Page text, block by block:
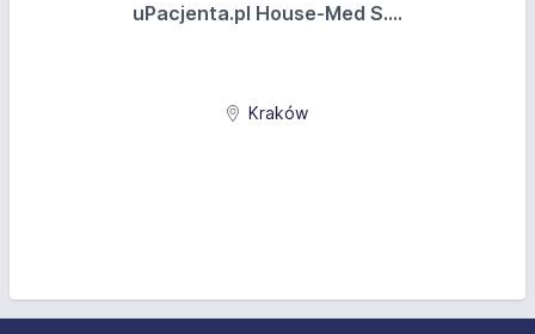
uPacjenta.pl House-Med S....
Kraków